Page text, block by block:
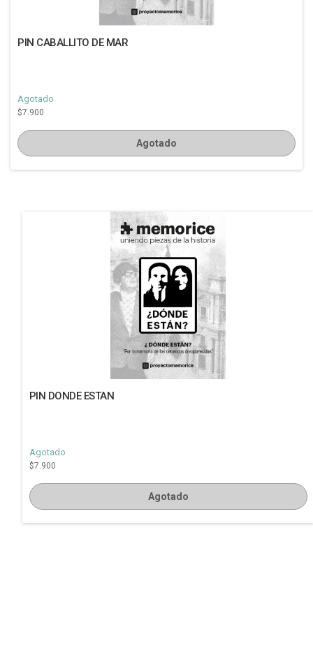
PIN CABALLITO DE MAR
Agotado
$7.900
Agotado
PIN DONDE ESTAN
Agotado
$7.900
Agotado